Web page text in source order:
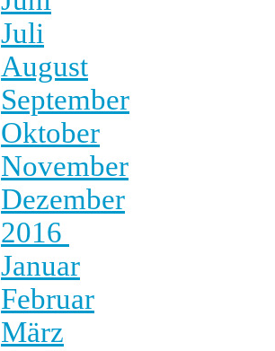
Juli
August
September
Oktober
November
Dezember
2016
Januar
Februar
März